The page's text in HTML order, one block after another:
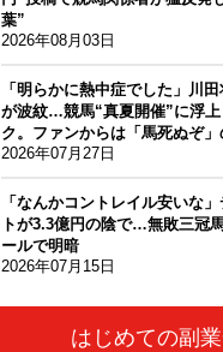
葉”
2026年08月03日
「明らかに熱中症でした」川
が波紋…競馬“真夏開催”に浮上
ク。ファンからは「馬死ぬぞ」
2026年07月27日
「なんかコントレイル安いな
トが3.3億円の陰で…無敗三冠
ールで明暗
2026年07月15日
はじめての副